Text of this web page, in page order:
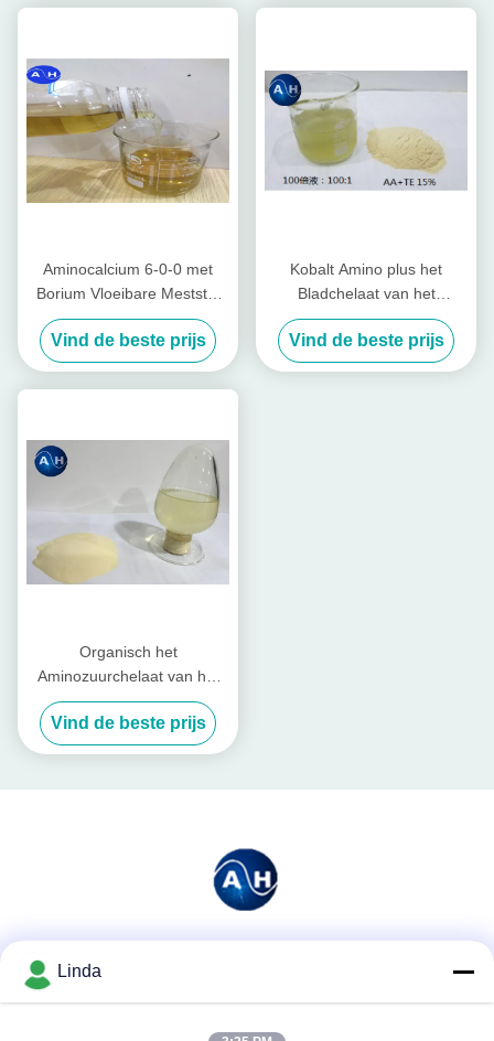
Aminocalcium 6-0-0 met
Borium Vloeibare Meststof
voor Groenten in Geel
Vind de beste prijs
Kobalt Amino plus het
Bladchelaat van het
Meststoffenaminozuur voor
het Blad Bespuiten
Vind de beste prijs
Organisch het
Aminozuurchelaat van het
Meststoffenkobalt voor
Suikerbieten
Vind de beste prijs
Linda